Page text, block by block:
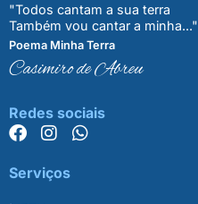
"Todos cantam a sua terra
Também vou cantar a minha..."
Poema Minha Terra
Casimiro de Abreu
Redes sociais
Serviços